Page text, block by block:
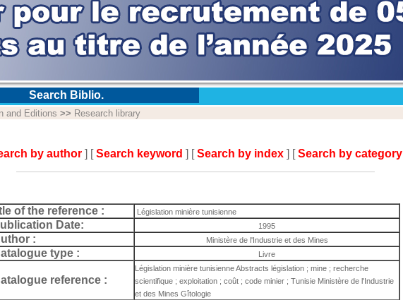
Search Biblio.
and Editions >> Research library
by author ] [Search keyword ] [Search by index ] [Search by category
of the reference : Législation minière tunisienne
Date: 1995
: Ministère de l'Industrie et des Mines
type : Livre
reference :
Législation minière tunisienne Abstracts législation ; mine ; recherche
scientifique ; exploitation ; coût ; code minier ; Tunisie Ministère de l'Industrie
et des Mines Gîtologie